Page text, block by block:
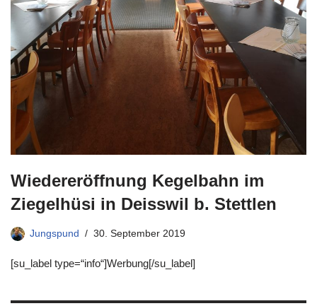
Wiedereröffnung Kegelbahn im
Ziegelhüsi in Deisswil b. Stettlen
Jungspund 30. September 2019
[su_label type=“info“]Werbung[/su_label]